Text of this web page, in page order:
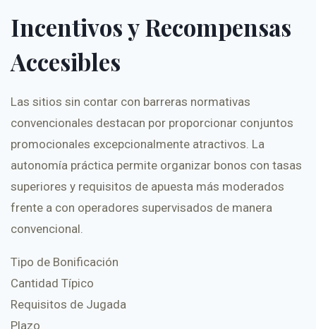
Incentivos y Recompensas
Accesibles
Las sitios sin contar con barreras normativas
convencionales destacan por proporcionar conjuntos
promocionales excepcionalmente atractivos. La
autonomía práctica permite organizar bonos con tasas
superiores y requisitos de apuesta más moderados
frente a con operadores supervisados de manera
convencional.
Tipo de Bonificación
Cantidad Típico
Requisitos de Jugada
Plazo